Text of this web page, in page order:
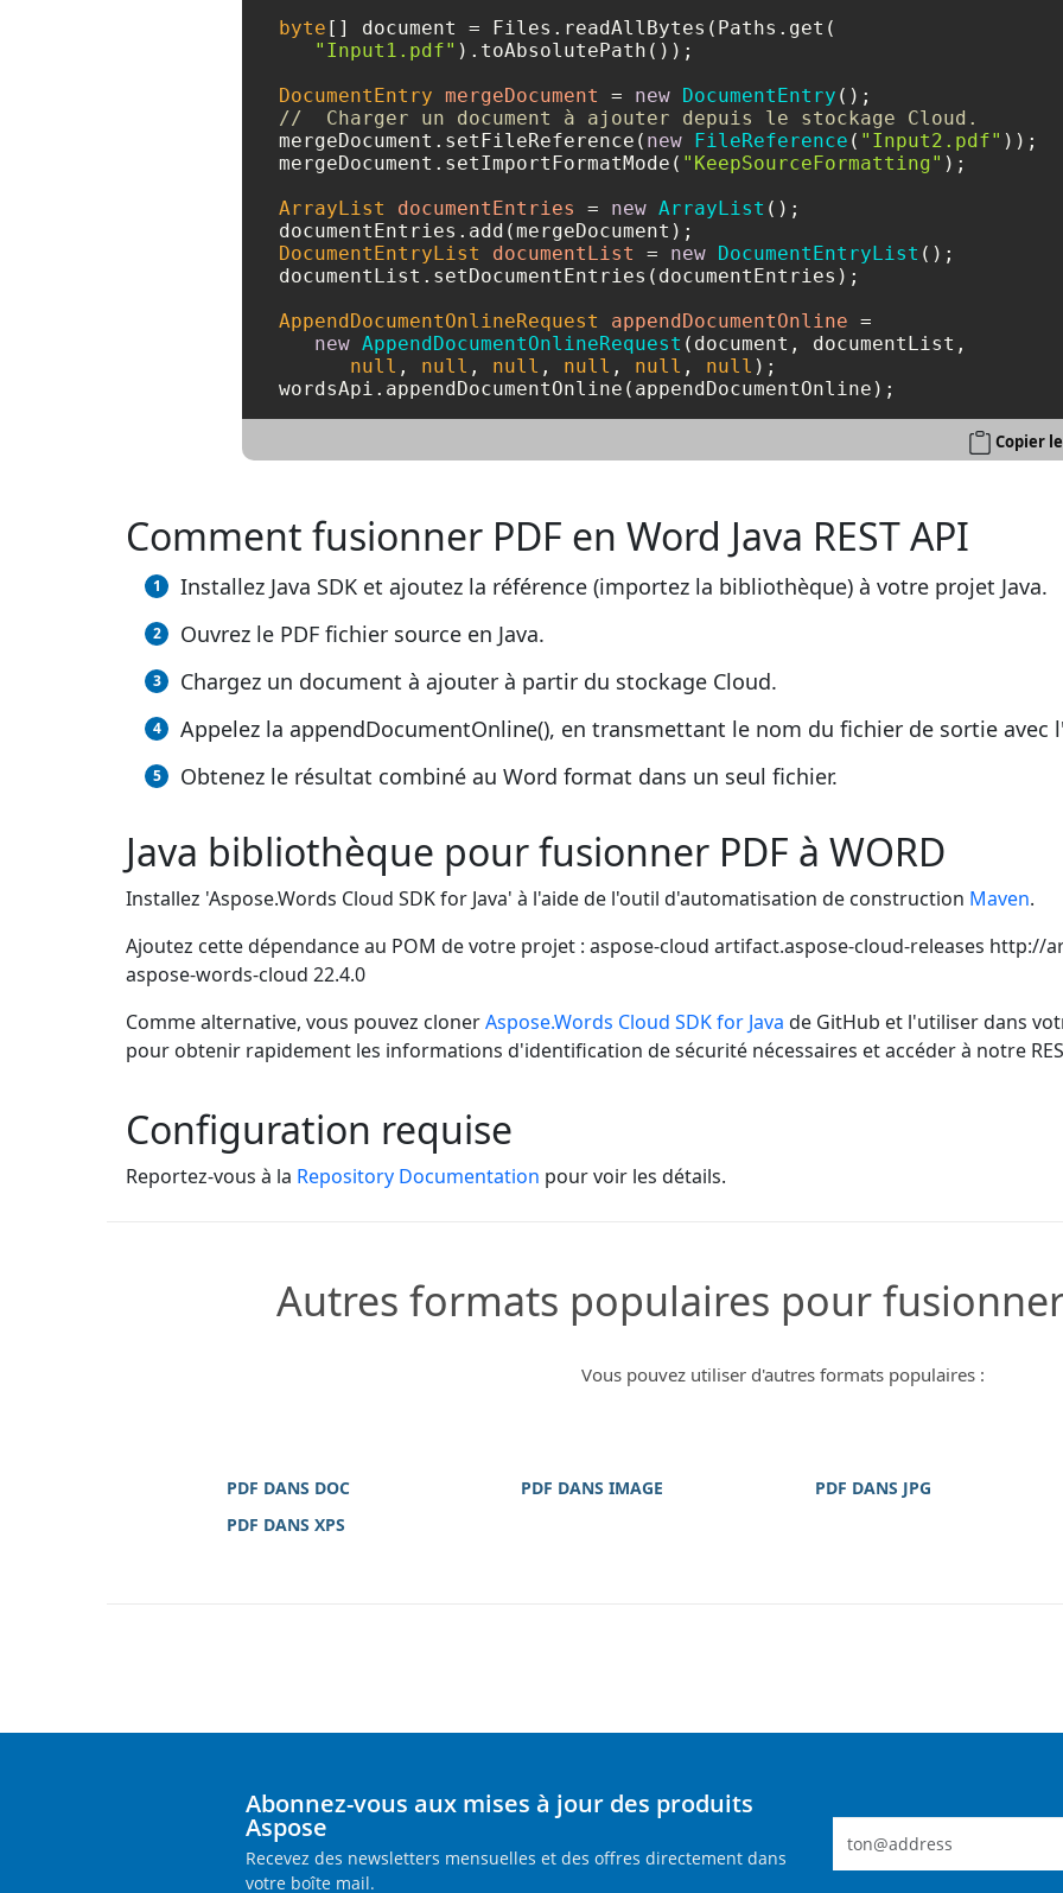
byte [] document = Files.readAllBytes(Paths.get(
"Input1.pdf" ).toAbsolutePath());
DocumentEntry mergeDocument = new DocumentEntry
//  Charger un document à ajouter depuis le stockage Cloud.
mergeDocument.setFileReference( new FileReference ( "Input2.pdf" ));
mergeDocument.setImportFormatMode( "KeepSourceFormatting" );
ArrayList
documentEntries = new ArrayList ();
DocumentEntryList
documentList = new DocumentEntryList ();
documentList.setDocumentEntries(documentEntries);
AppendDocumentOnlineRequest
appendDocumentOnline =
new AppendDocumentOnlineRequest (document, documentList,
null , null , null , null , null , null );
Copier
Comment fusionner PDF en Word Java REST API
Installez Java SDK et ajoutez la référence (importez la bibliothèque) à votre projet Java.
Ouvrez le PDF fichier source en Java.
Chargez un document à ajouter à partir du stockage Cloud.
Appelez la appendDocumentOnline(), en transmettant le nom du fichier de sortie avec
Obtenez le résultat combiné au Word format dans un seul fichier.
Java bibliothèque pour fusionner PDF à WORD
Installez 'Aspose.Words Cloud SDK for Java' à l'aide de l'outil d'automatisation de construction Maven.
Ajoutez cette dépendance au POM de votre projet : aspose-cloud artifact.aspose-cloud-releases http://
aspose-words-cloud 22.4.0
Comme alternative, vous pouvez clonerAspose.Words Cloud SDK for Java de GitHub et l'utiliser dans
pour obtenir rapidement les informations d'identification de sécurité nécessaires et accéder à notre
Configuration requise
Reportez-vous à la Repository Documentation pour voir les détails.
Autres formats populaires pour
Vous pouvez utiliser d'autres formats populaires :
PDF DANS DOC PDF DANS IMAGE PDF DANS JPG
PDF DANS XPS
Abonnez-vous aux mises à jour des produits
Aspose
Recevez des newsletters mensuelles et des offres directement dans
votre boîte mail.